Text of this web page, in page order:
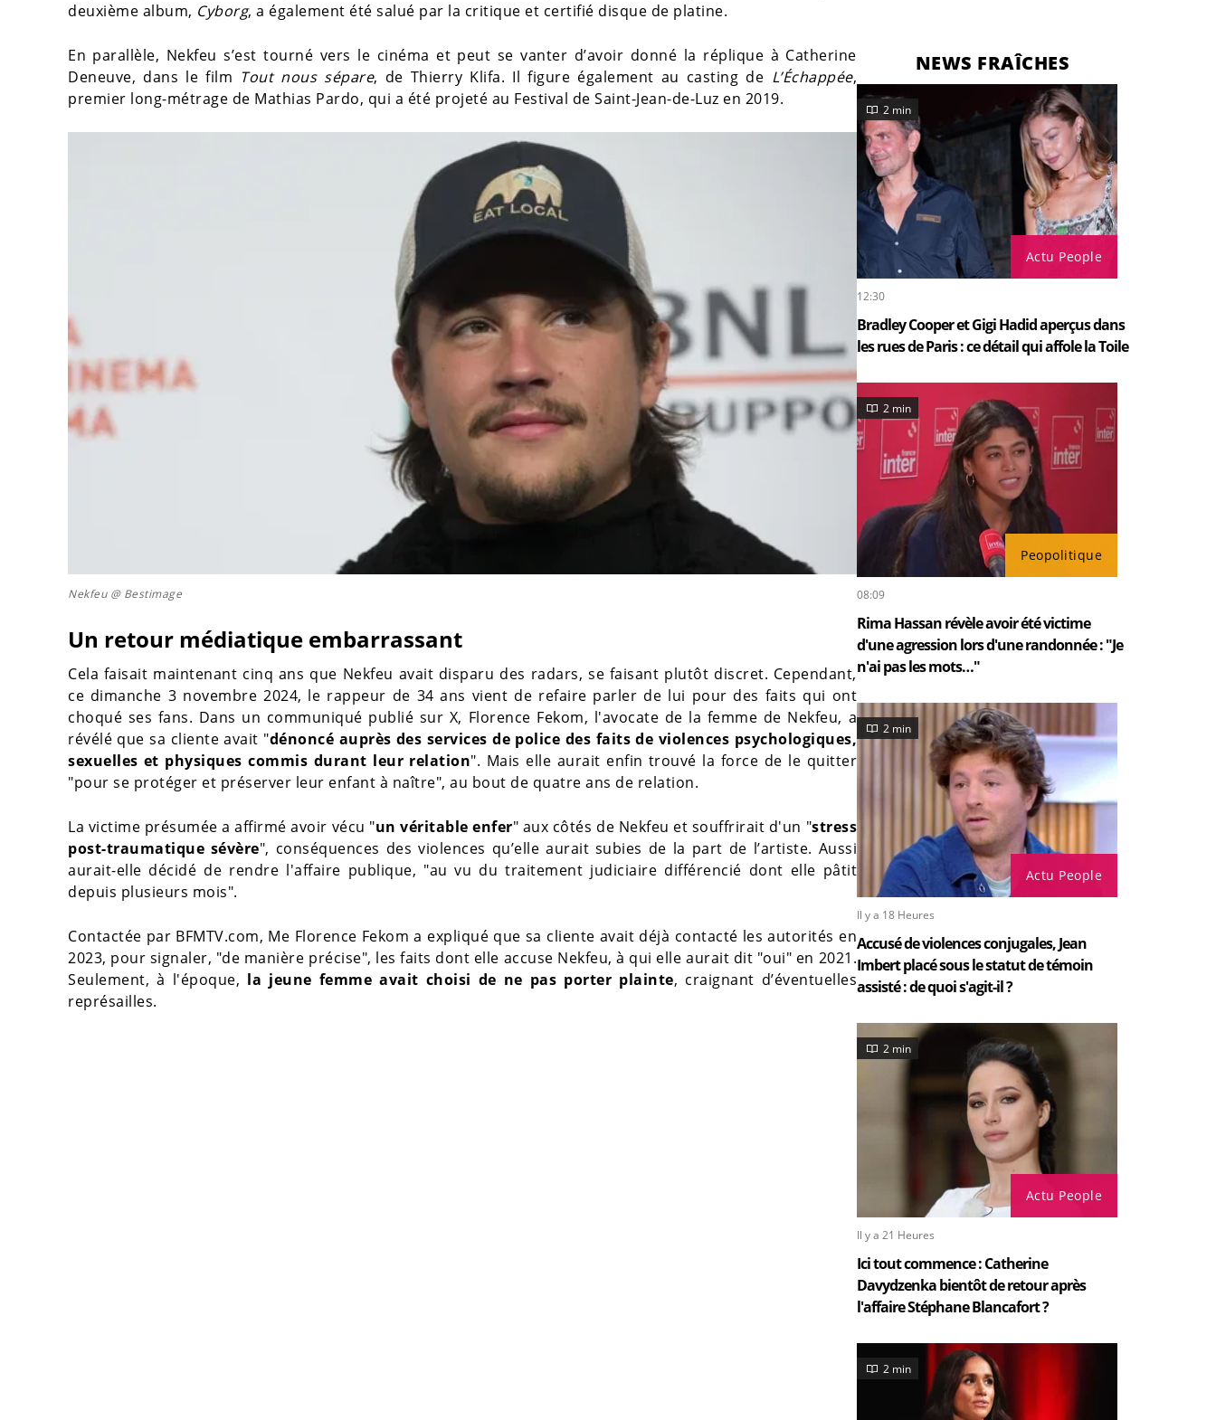
deuxième album, Cyborg, a également été salué par la critique et certifié disque de platine.
En parallèle, Nekfeu s’est tourné vers le cinéma et peut se vanter d’avoir donné la réplique à Catherine
Deneuve, dans le film Tout nous sépare, de Thierry Klifa. Il figure également au casting de L’Échappée,
premier long-métrage de Mathias Pardo, qui a été projeté au Festival de Saint-Jean-de-Luz en 2019.
Nekfeu @ Bestimage
Un retour médiatique embarrassant
Cela faisait maintenant cinq ans que Nekfeu avait disparu des radars, se faisant plutôt discret. Cependant,
ce dimanche 3 novembre 2024, le rappeur de 34 ans vient de refaire parler de lui pour des faits qui ont
choqué ses fans. Dans un communiqué publié sur X, Florence Fekom, l'avocate de la femme de Nekfeu, a
révélé que sa cliente avait "dénoncé auprès des services de police des faits de violences psychologiques,
sexuelles et physiques commis durant leur relation". Mais elle aurait enfin trouvé la force de le quitter
"pour se protéger et préserver leur enfant à naître", au bout de quatre ans de relation.
La victime présumée a affirmé avoir vécu "un véritable enfer" aux côtés de Nekfeu et souffrirait d'un "stress
post-traumatique sévère", conséquences des violences qu’elle aurait subies de la part de l’artiste. Aussi
aurait-elle décidé de rendre l'affaire publique, "au vu du traitement judiciaire différencié dont elle pâtit
depuis plusieurs mois".
Contactée par BFMTV.com, Me Florence Fekom a expliqué que sa cliente avait déjà contacté les autorités en
2023, pour signaler, "de manière précise", les faits dont elle accuse Nekfeu, à qui elle aurait dit "oui" en 2021.
Seulement, à l'époque, la jeune femme avait choisi de ne pas porter plainte, craignant d’éventuelles
représailles.
NEWS FRAÎCHES
Actu People
2 min
12:30
Bradley Cooper et Gigi Hadid aperçus dans
les rues de Paris : ce détail qui affole la Toile
Peopolitique
2 min
08:09
Rima Hassan révèle avoir été victime
d'une agression lors d'une randonnée : "Je
n'ai pas les mots…"
Actu People
2 min
Il y a 18 Heures
Accusé de violences conjugales, Jean
Imbert placé sous le statut de témoin
assisté : de quoi s'agit-il ?
Actu People
2 min
Il y a 21 Heures
Ici tout commence : Catherine
Davydzenka bientôt de retour après
l'affaire Stéphane Blancafort ?
2 min